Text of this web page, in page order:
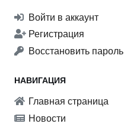
Войти в аккаунт
Регистрация
Восстановить пароль
НАВИГАЦИЯ
Главная страница
Новости